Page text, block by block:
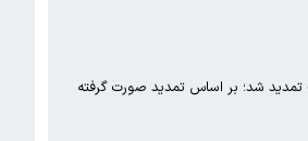
وارداتی در سال ١۴٠۴ که تا پایان امشب (پنجشنبه شب) در نظر گرفته شده بود، تا پایان روز شنبه (١٨ مرداد ماه) تمدید شد؛ بر اساس تمدید صورت گرفته